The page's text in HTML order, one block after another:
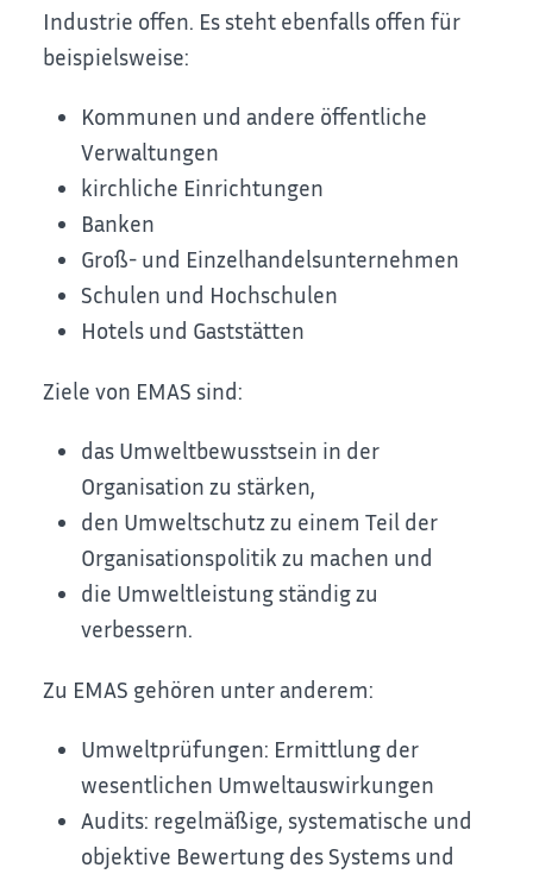
Industrie offen. Es steht ebenfalls offen für
beispielsweise:
Kommunen und andere öffentliche
Verwaltungen
kirchliche Einrichtungen
Banken
Groß- und Einzelhandelsunternehmen
Schulen und Hochschulen
Hotels und Gaststätten
Ziele von EMAS sind:
das Umweltbewusstsein in der
Organisation zu stärken,
den Umweltschutz zu einem Teil der
Organisationspolitik zu machen und
die Umweltleistung ständig zu
verbessern.
Zu EMAS gehören unter anderem:
Umweltprüfungen: Ermittlung der
wesentlichen Umweltauswirkungen
Audits: regelmäßige, systematische und
objektive Bewertung des Systems und